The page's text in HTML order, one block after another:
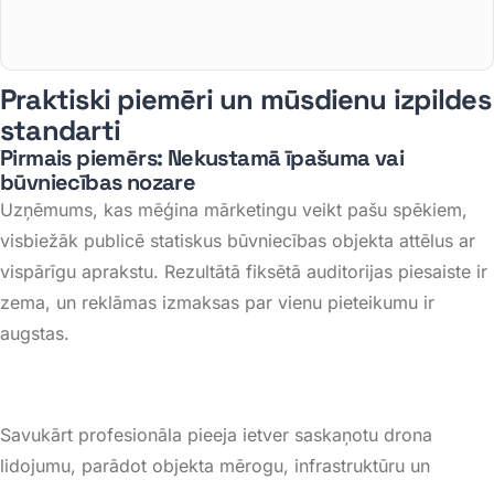
Praktiski piemēri un mūsdienu izpildes
standarti
Pirmais piemērs: Nekustamā īpašuma vai
būvniecības nozare
Uzņēmums, kas mēģina mārketingu veikt pašu spēkiem,
visbiežāk publicē statiskus būvniecības objekta attēlus ar
vispārīgu aprakstu. Rezultātā fiksētā auditorijas piesaiste ir
zema, un reklāmas izmaksas par vienu pieteikumu ir
augstas.
Savukārt profesionāla pieeja ietver saskaņotu drona
lidojumu, parādot objekta mērogu, infrastruktūru un